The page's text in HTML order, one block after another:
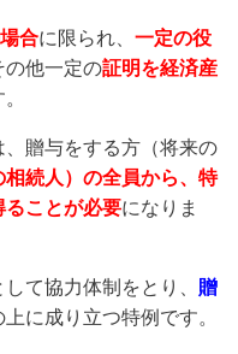
合に限られ、 一定の役
の他一定の証明を経済産
贈与をする方（将来の
続人）の全員から、特
ることが必要になりま
て協力体制をとり、 贈
上に成り立つ特例です。